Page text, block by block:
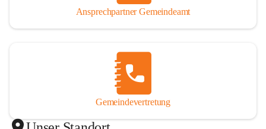
Ansprechpartner Gemeindeamt
Gemeindevertretung